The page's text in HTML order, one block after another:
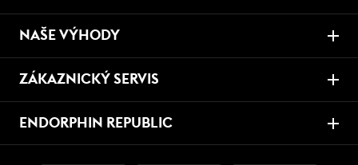
NAŠE VÝHODY
ZÁKAZNICKÝ SERVIS
ENDORPHIN REPUBLIC